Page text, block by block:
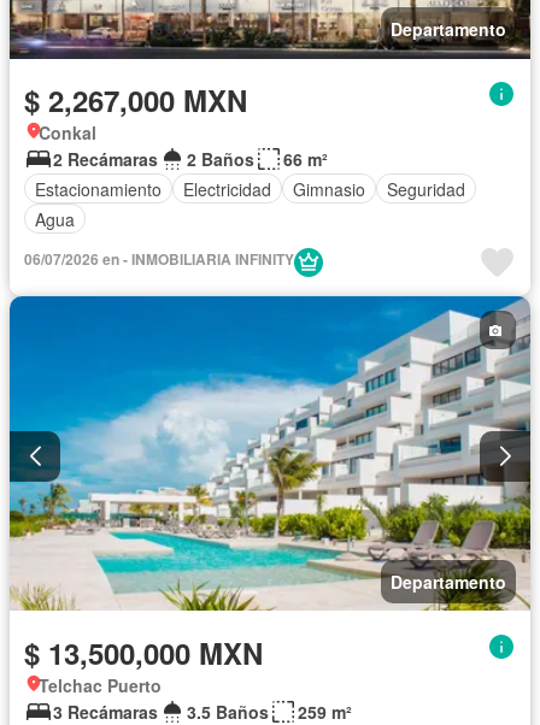
Departamento
$ 2,267,000 MXN
Conkal
2 Recámaras
2 Baños
66 m²
Estacionamiento
Electricidad Gimnasio
Seguridad
Agua
06/07/2026 en - INMOBILIARIA INFINITY
Departamento
$ 13,500,000 MXN
Telchac Puerto
3 Recámaras
3.5 Baños
259 m²